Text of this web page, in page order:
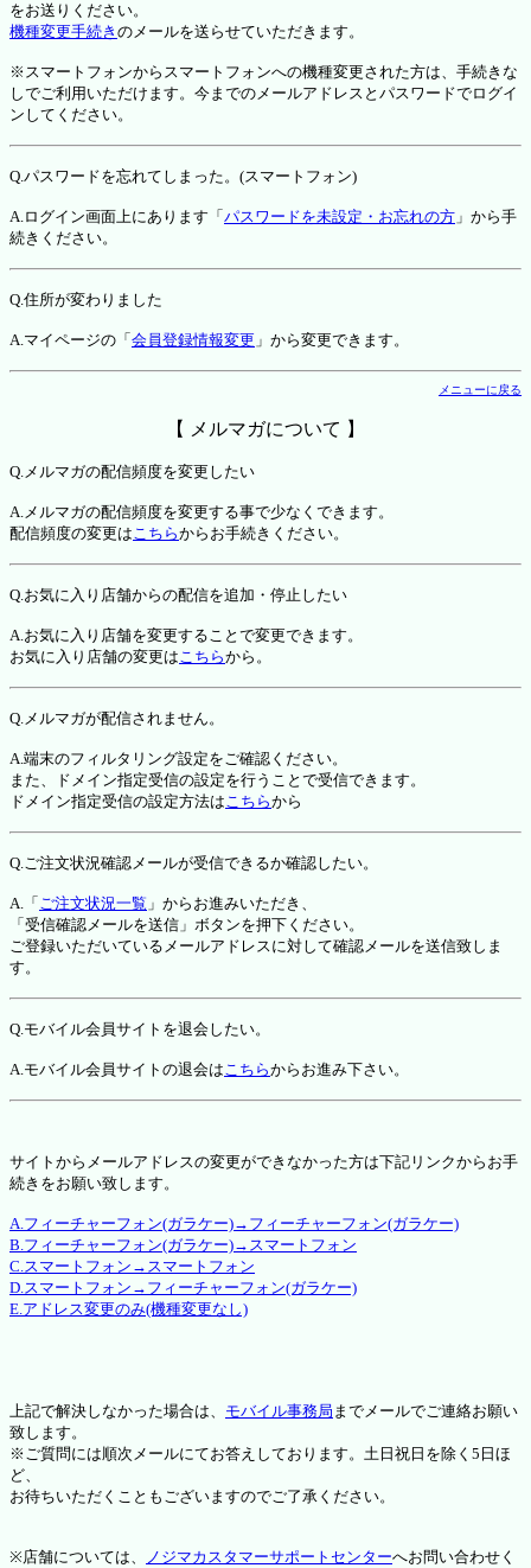
をお送りください。
機種変更手続き のメールを送らせていただきます。
※スマートフォンからスマートフォンへの機種変更された方は、手続きな
しでご利用いただけます。今までのメールアドレスとパスワードでログイ
ンしてください。
Q.パスワードを忘れてしまった。(スマートフォン)
A.ログイン画面上にあります「 パスワードを未設定・お忘れの方 」から手
続きください。
Q.住所が変わりました
A.マイページの「 会員登録情報変更 」から変更できます。
メニューに戻る
【 メルマガについて 】
Q.メルマガの配信頻度を変更したい
A.メルマガの配信頻度を変更する事で少なくできます。
配信頻度の変更はこちらからお手続きください。
Q.お気に入り店舗からの配信を追加・停止したい
A.お気に入り店舗を変更することで変更できます。
お気に入り店舗の変更はこちらから。
Q.メルマガが配信されません。
A.端末のフィルタリング設定をご確認ください。
また、ドメイン指定受信の設定を行うことで受信できます。
ドメイン指定受信の設定方法はこちらから
Q.ご注文状況確認メールが受信できるか確認したい。
A.「 ご注文状況一覧 」からお進みいただき、
「受信確認メールを送信」ボタンを押下ください。
ご登録いただいているメールアドレスに対して確認メールを送信致しま
す。
Q.モバイル会員サイトを退会したい。
A.モバイル会員サイトの退会はこちらからお進み下さい。
サイトからメールアドレスの変更ができなかった方は下記リンクからお手
続きをお願い致します。
A.フィーチャーフォン(ガラケー)→フィーチャーフォン(ガラケー)
B.フィーチャーフォン(ガラケー)→スマートフォン
C.スマートフォン→スマートフォン
D.スマートフォン→フィーチャーフォン(ガラケー)
E.アドレス変更のみ(機種変更なし)
上記で解決しなかった場合は、 モバイル事務局 までメールでご連絡お願い
致します。
※ご質問には順次メールにてお答えしております。土日祝日を除く5日ほ
ど、
お待ちいただくこともございますのでご了承ください。
※店舗については、 ノジマカスタマーサポートセンターへお問い合わせく